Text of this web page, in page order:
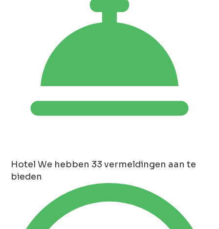
Hotel We hebben 33 vermeldingen aan te
bieden